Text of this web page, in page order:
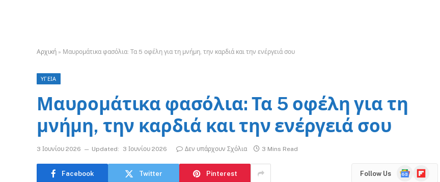
Αρχική » Μαυρομάτικα φασόλια: Τα 5 οφέλη για τη μνήμη, την καρδιά και την ενέργειά σου
ΥΓΕΙΑ
Μαυρομάτικα φασόλια: Τα 5 οφέλη για τη
μνήμη, την καρδιά και την ενέργειά σου
3 Ιουνίου 2026 Updated: 3 Ιουνίου 2026 Δεν υπάρχουν Σχόλια 3 Mins Read
Facebook Twitter Pinterest Follow Us
GoogleFlipboard